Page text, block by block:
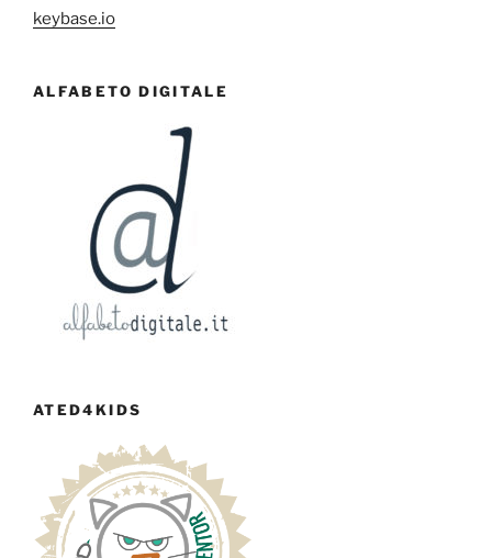
keybase.io
ALFABETO DIGITALE
ATED4KIDS